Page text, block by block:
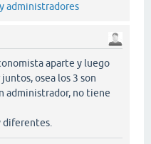
administradores
aparte y luego
osea los 3 son
administrador, no tiene
diferentes.